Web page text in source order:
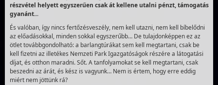
részvétel helyett egyszerűen csak át kellene utalni pénzt, támogatás
gyanánt...
És valóban, így nincs fertőzésveszély, nem kell utazni, nem kell bíbelődni
az előadásokkal, minden sokkal egyszerűbb… De tulajdonképpen ez az
ötlet továbbgondolható: a barlangtúrákat sem kell megtartani, csak be
kell fizetni az illetékes Nemzeti Park Igazgatóságok részére a látogatási
díjat, és otthon maradni. Sőt. A tanfolyamokat se kell megtartani, csak
beszedni az árát, és kész is vagyunk… Nem is értem, hogy erre eddig
miért nem jöttünk rá?